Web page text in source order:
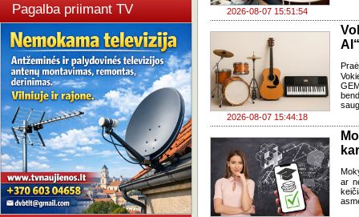
Pagalba priimant TV 2026-08-07 15:51:54
2026-08-07 15:44:18
ar